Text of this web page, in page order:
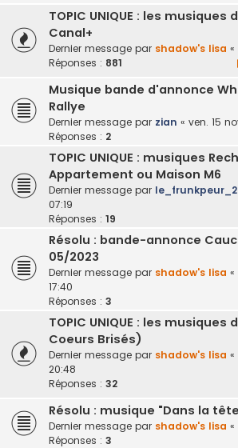
TOPIC UNIQUE : les musiques
Canal+
Dernier message par shadow's lisa «
Réponses : 881
Musique bande d'annonce
Rallye
Dernier message par zian « ven. 15
Réponses : 2
TOPIC UNIQUE : musiques
Appartement ou Maison M6
Dernier message par
07:19
Réponses : 19
Résolu : bande-annonce
05/2023
Dernier message par shadow's lisa «
17:40
Réponses : 3
TOPIC UNIQUE : les musiques
Coeurs Brisés)
Dernier message par shadow's lisa «
20:48
Réponses : 32
Résolu : musique "Dans la
Dernier message par shadow's lisa «
Réponses : 3